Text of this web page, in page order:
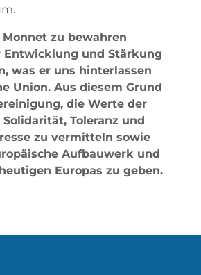
Monnet zu bewahren
Entwicklung und Stärkung
was er uns hinterlassen
Union. Aus diesem Grund
die Werte der
Toleranz und
zu vermitteln sowie
Aufbauwerk und
Europas zu geben.